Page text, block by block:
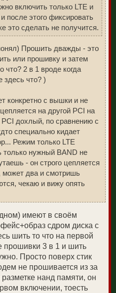
включить только LTE и
после этого фиксировать
это сделать не получится.
Прошить дважды - это
или прошивку и затем
что? 2 в 1 вроде когда
здесь что? )
конкретно с вышки и не
на другой PCI на
дохлый, по сравнению с
специально кидает
Режим только LTE
только нужный BAND не
- он строго цепляется
может два и смотришь
чекаю и вижу опять
имеют в своём
сдром диска с
шить то что на первой
прошивки 3 в 1 и шить
Просто поверх стик
не прошивается из за
разметке нанд памяти, он
включении, тоесть